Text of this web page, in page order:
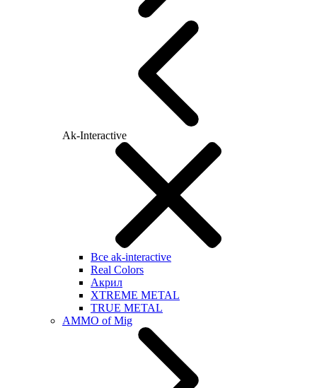
Ak-Interactive
Все ak-interactive
Real Colors
Акрил
XTREME METAL
TRUE METAL
AMMO of Mig